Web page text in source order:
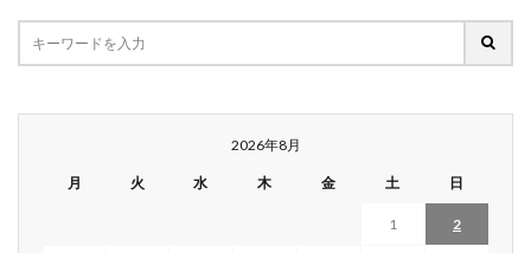
2026年8月
月 火 水 木 金 土 日
1 2